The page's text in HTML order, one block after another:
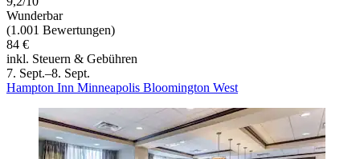
Wunderbar
(1.001 Bewertungen)
84 €
inkl. Steuern & Gebühren
7. Sept.–8. Sept.
Hampton Inn Minneapolis Bloomington West